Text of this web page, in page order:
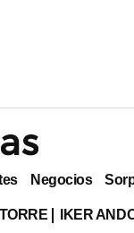
Negocios
IKER